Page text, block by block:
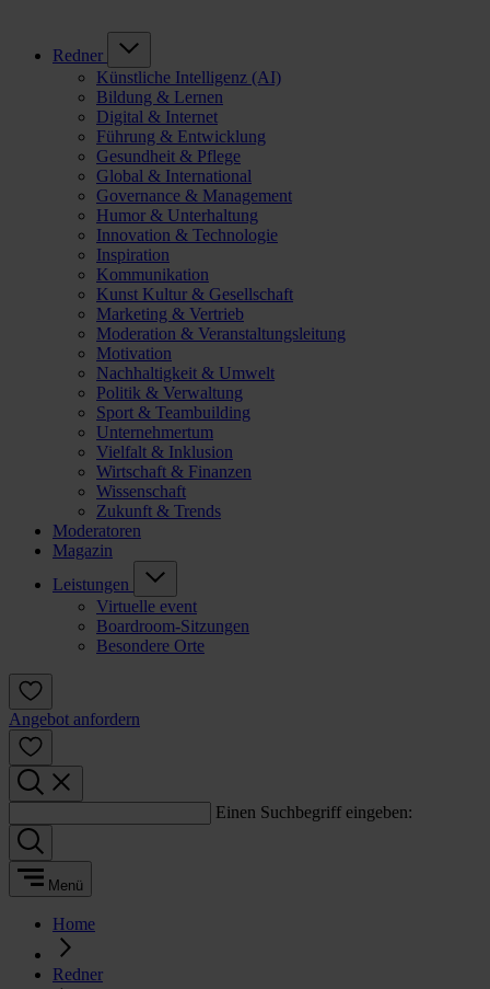
Redner
Künstliche Intelligenz (AI)
Bildung & Lernen
Digital & Internet
Führung & Entwicklung
Gesundheit & Pflege
Global & International
Governance & Management
Humor & Unterhaltung
Innovation & Technologie
Inspiration
Kommunikation
Kunst Kultur & Gesellschaft
Marketing & Vertrieb
Moderation & Veranstaltungsleitung
Motivation
Nachhaltigkeit & Umwelt
Politik & Verwaltung
Sport & Teambuilding
Unternehmertum
Vielfalt & Inklusion
Wirtschaft & Finanzen
Wissenschaft
Zukunft & Trends
Moderatoren
Magazin
Leistungen
Virtuelle event
Boardroom-Sitzungen
Besondere Orte
Angebot anfordern
Einen Suchbegriff eingeben:
Menü
Home
Redner